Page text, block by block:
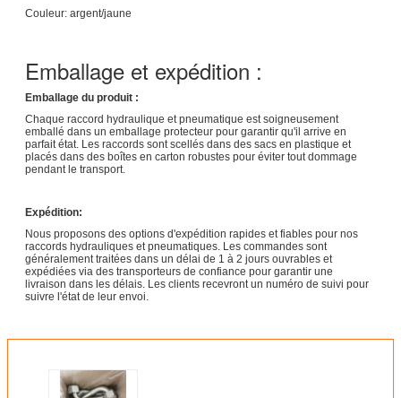
Couleur: argent/jaune
Emballage et expédition :
Emballage du produit :
Chaque raccord hydraulique et pneumatique est soigneusement
emballé dans un emballage protecteur pour garantir qu'il arrive en
parfait état. Les raccords sont scellés dans des sacs en plastique et
placés dans des boîtes en carton robustes pour éviter tout dommage
pendant le transport.
Expédition:
Nous proposons des options d'expédition rapides et fiables pour nos
raccords hydrauliques et pneumatiques. Les commandes sont
généralement traitées dans un délai de 1 à 2 jours ouvrables et
expédiées via des transporteurs de confiance pour garantir une
livraison dans les délais. Les clients recevront un numéro de suivi pour
suivre l'état de leur envoi.